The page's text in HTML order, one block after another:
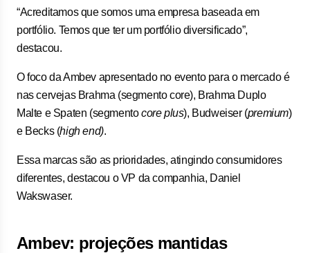
“Acreditamos que somos uma empresa baseada em
portfólio. Temos que ter um portfólio diversificado”,
destacou.
O foco da Ambev apresentado no evento para o mercado é
nas cervejas Brahma (segmento core), Brahma Duplo
Malte e Spaten (segmentocore plus), Budweiser (premium)
e Becks (high end).
Essa marcas são as prioridades, atingindo consumidores
diferentes, destacou o VP da companhia, Daniel
Wakswaser.
Ambev: projeções mantidas